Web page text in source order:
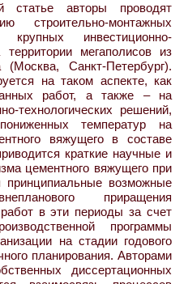
авторы проводят
строительно-монтажных
инвестиционно-
мегаполисов из
(Москва, Санкт-Петербург).
на таком аспекте, как
работ, а также – на
технологических решений,
температур на
вяжущего в составе
краткие научные и
цементного вяжущего при
принципиальные возможные
приращения
в эти периоды за счет
программы
на стадии годового
планирования. Авторами
диссертационных